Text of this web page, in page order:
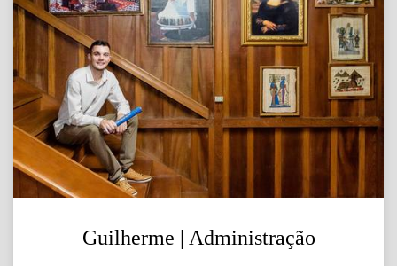
Guilherme | Administração